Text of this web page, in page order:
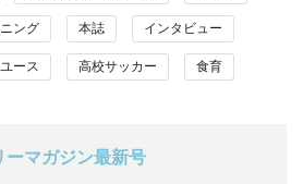
ング 本誌 インタビュー
ース 高校サッカー 食育
ーマガジン最新号